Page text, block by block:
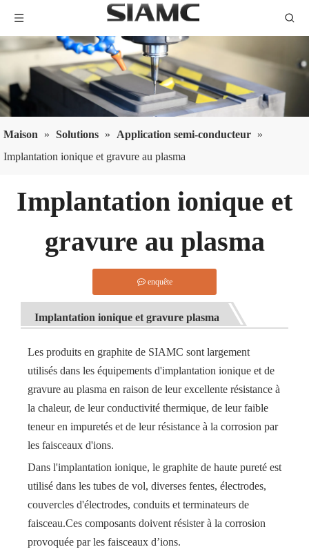
Maison » Solutions » Application semi-conducteur »
Implantation ionique et gravure au plasma
Implantation ionique et
gravure au plasma
enquête
Implantation ionique et gravure plasma
Les produits en graphite de SIAMC sont largement
utilisés dans les équipements d'implantation ionique et de
gravure au plasma en raison de leur excellente résistance à
la chaleur, de leur conductivité thermique, de leur faible
teneur en impuretés et de leur résistance à la corrosion par
les faisceaux d'ions.
Dans l'implantation ionique, le graphite de haute pureté est
utilisé dans les tubes de vol, diverses fentes, électrodes,
couvercles d'électrodes, conduits et terminateurs de
faisceau.Ces composants doivent résister à la corrosion
provoquée par les faisceaux d’ions.